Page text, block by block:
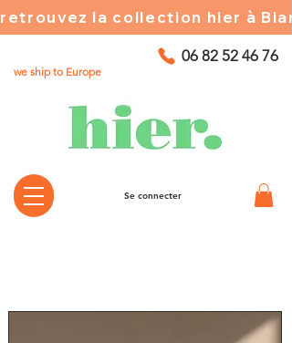
06 82 52 46 76
Se connecter
we ship to Europe
retrouvez la collection hier à